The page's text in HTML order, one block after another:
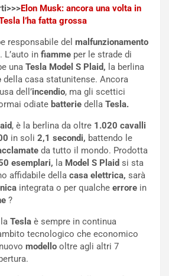
Elon Musk: ancora una volta in
l’ha fatta grossa
responsabile del malfunzionamento
L’auto in fiamme per le strade di
una Tesla Model S Plaid, la berlina
della casa statunitense. Ancora
dell’incendio, ma gli scettici
odiate batterie della Tesla.
, è la berlina da oltre 1.020 cavalli
in soli 2,1 secondi, battendo le
da tutto il mondo. Prodotta
esemplari, la Model S Plaid si sta
affidabile della casa elettrica, sarà
integrata o per qualche errore in
?
Tesla è sempre in continua
tecnologico che economico
modello oltre agli altri 7